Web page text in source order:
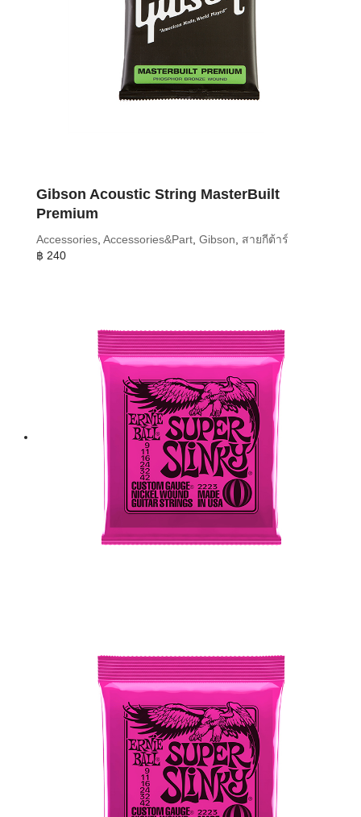
Gibson Acoustic String MasterBuilt
Premium
Accessories, Accessories&Part, Gibson, สายกีต้าร์
฿ 240